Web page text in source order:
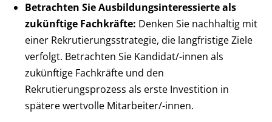
Betrachten Sie Ausbildungsinteressierte als
zukünftige Fachkräfte: Denken Sie nachhaltig mit
einer Rekrutierungsstrategie, die langfristige Ziele
verfolgt. Betrachten Sie Kandidat/-innen als
zukünftige Fachkräfte und den
Rekrutierungsprozess als erste Investition in
spätere wertvolle Mitarbeiter/-innen.